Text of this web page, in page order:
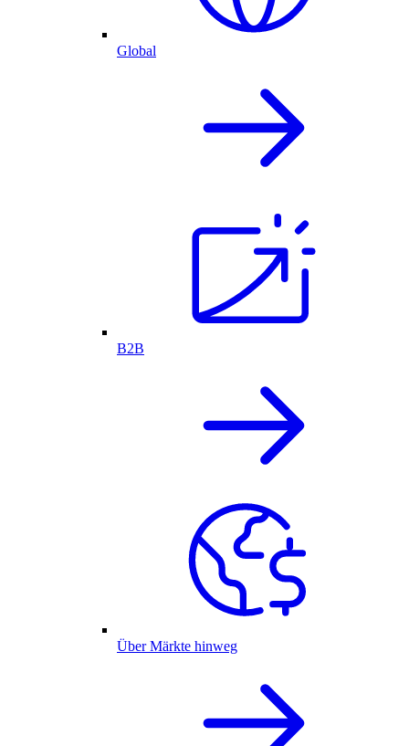
Global
B2B
Über Märkte hinweg